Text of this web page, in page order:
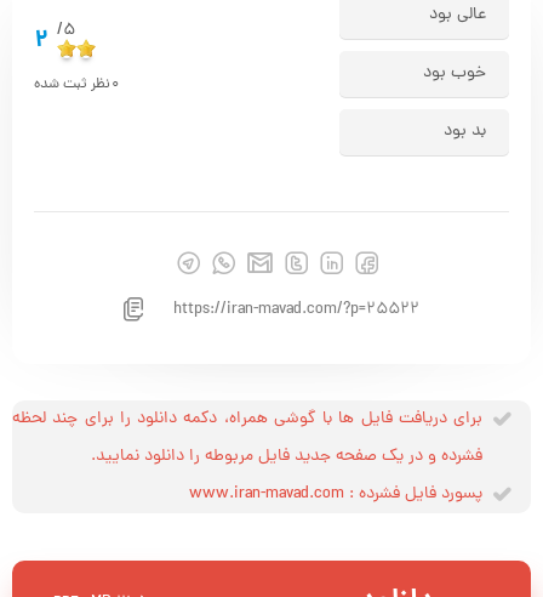
عالی بود
خوب بود
بد بود
5/
2
0نظر ثبت شده
https://iran-mavad.com/?p=25522
برای دریافت فایل ها با گوشی همراه، دکمه دانلود را برای چند لحظه
فشرده و در یک صفحه جدید فایل مربوطه را دانلود نمایید.
پسورد فایل فشرده : www.iran-mavad.com